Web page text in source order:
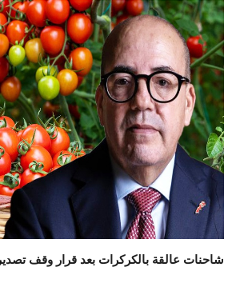
شاحنات عالقة بالكركرات بعد قرار وقف